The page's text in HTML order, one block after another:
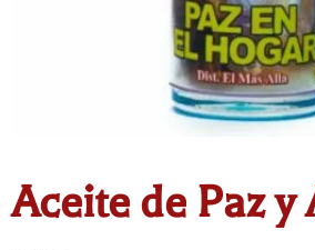
Aceite de Paz